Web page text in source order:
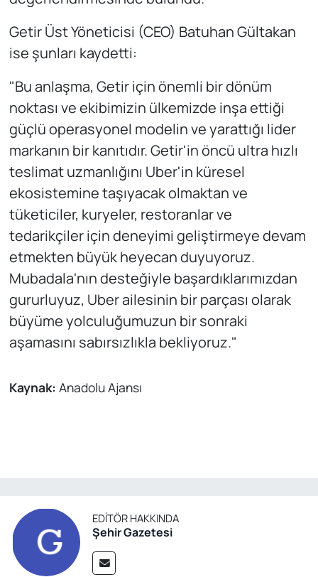
Getir Üst Yöneticisi (CEO) Batuhan Gültakan
ise şunları kaydetti:
"Bu anlaşma, Getir için önemli bir dönüm
noktası ve ekibimizin ülkemizde inşa ettiği
güçlü operasyonel modelin ve yarattığı lider
markanın bir kanıtıdır. Getir'in öncü ultra hızlı
teslimat uzmanlığını Uber'in küresel
ekosistemine taşıyacak olmaktan ve
tüketiciler, kuryeler, restoranlar ve
tedarikçiler için deneyimi geliştirmeye devam
etmekten büyük heyecan duyuyoruz.
Mubadala'nın desteğiyle başardıklarımızdan
gururluyuz, Uber ailesinin bir parçası olarak
büyüme yolculuğumuzun bir sonraki
aşamasını sabırsızlıkla bekliyoruz."
Kaynak: Anadolu Ajansı
EDITÖR HAKKINDA
Şehir Gazetesi